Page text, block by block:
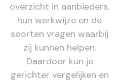
overzicht in aanbieders,
hun werkwijze en de
soorten vragen waarbij
zij kunnen helpen.
Daardoor kun je
gerichter vergelijken en